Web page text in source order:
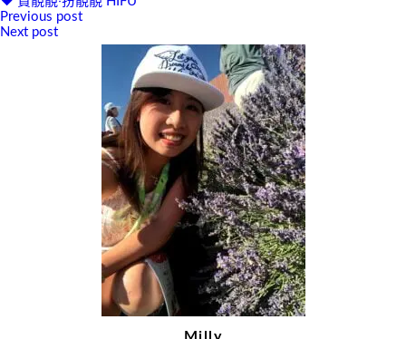
文
Previous post
Next post